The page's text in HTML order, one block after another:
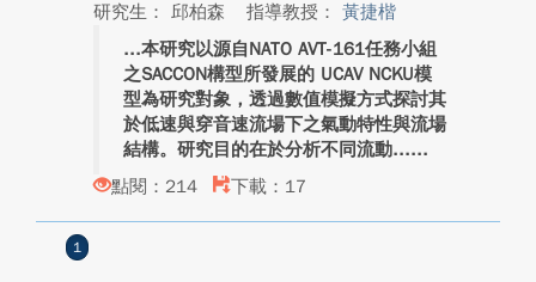
研究生： 邱柏森
指導教授： 黃捷楷
本研究以源自NATO AVT-161任務小組
之SACCON構型所發展的 UCAV NCKU模
型為研究對象，透過數值模擬方式探討其
於低速與穿音速流場下之氣動特性與流場
結構。研究目的在於分析不同流動...
點閱：214
下載：17
1